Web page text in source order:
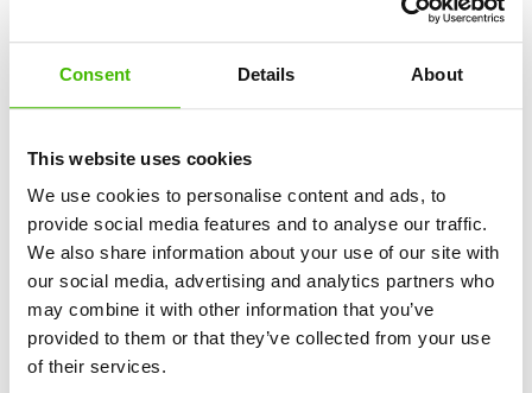
Consent Details About
This website uses cookies
We use cookies to personalise content and ads, to
provide social media features and to analyse our traffic.
We also share information about your use of our site with
our social media, advertising and analytics partners who
may combine it with other information that you’ve
provided to them or that they’ve collected from your use
of their services.
Hvis KLM nægter at betale, håndterer AirClaims
juridiske team alt, herunder juridiske skridt. Du
betaler intet på forhånd. Ingen juridisk viden
nødvendig, ingen tidsspilde.
Nægtet boarding eller overbooking på KLM?
Hvis du blev efterladt på jorden på grund af KLM-
overbooking, har du lovlig ret til:
Fuld tilbagebetaling af din billet
Et alternativt fly
KLM-kompensation på op til 600 €
Mistede du en forbindelse på grund af KLM-